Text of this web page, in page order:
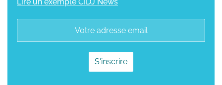
Lire un exemple CIDJ News
mailjet subscription